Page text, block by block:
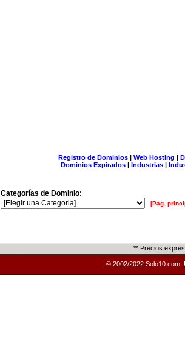
Registro de Dominios| Web Hosting |
Dominios Expirados | Industrias |
Categorías de Dominio:
[Pág.
** Precios
© 2002/2022 Solo10.com